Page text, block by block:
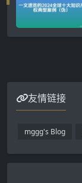
友情链接
mggg's Blog